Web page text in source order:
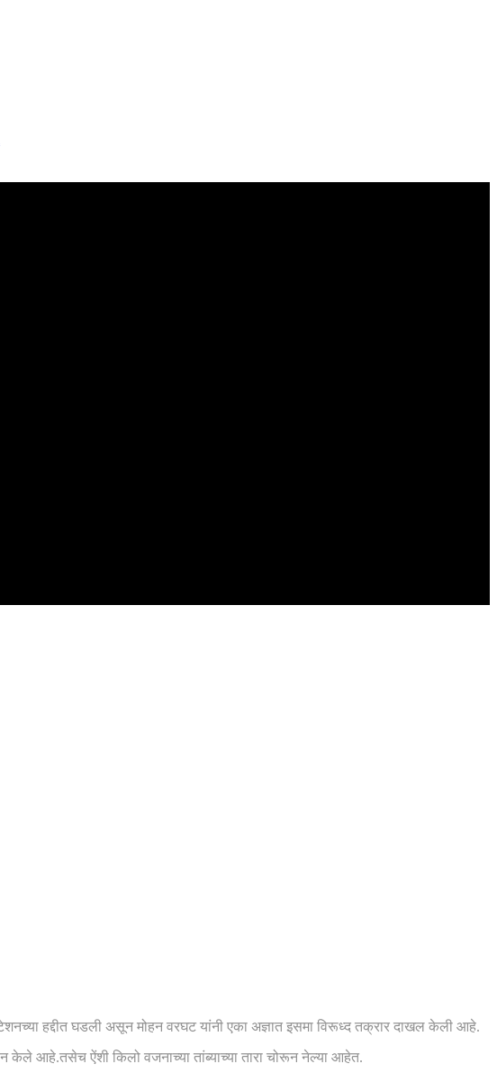
हद्दीत घडली असून मोहन वरघट यांनी एका अज्ञात इसमा विरूध्द तक्रार दाखल केली आहे.
केले आहे.तसेच ऐंशी किलो वजनाच्या तांब्याच्या तारा चोरून नेल्या आहेत.